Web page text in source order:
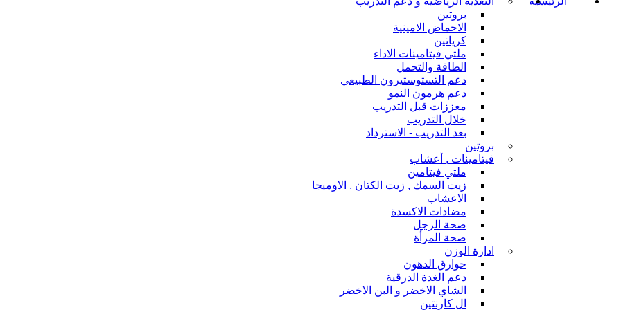
بروتين
الاحماض الامينية
كرياتين
ملتي فيتامينات الاداء
الطاقة والتحمل
دعم التستوستيرون الطبيعي
دعم هرمون النمو
معززات قبل التدريب
خلال التدريب
بعد التدريب - الاسترداد
بروتين
فيتامينات , أعشاب
ملتي فيتامين
زيت السمك , زيت الكتان , الاوميجا
الاعشاب
مضادات الاكسدة
صحة الرجل
صحة المرأة
ادارة الوزن
حوارق الدهون
دعم الغدة الدرقية
الشاي الاخضر و البن الاخضر
ال كارنتين